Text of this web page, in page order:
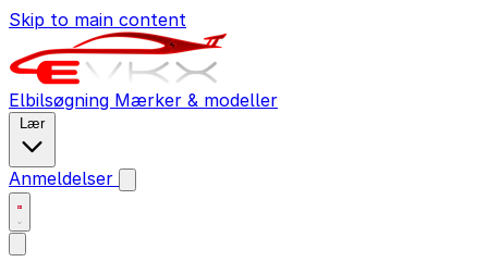
Skip to main content
Elbilsøgning Mærker & modeller
Lær
Anmeldelser